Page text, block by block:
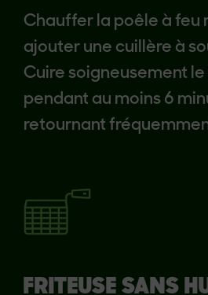
Chauffer la poêle à feu
ajouter une cuillère à
Cuire soigneusement
pendant au moins 6
retournant
FRITEUSE SANS